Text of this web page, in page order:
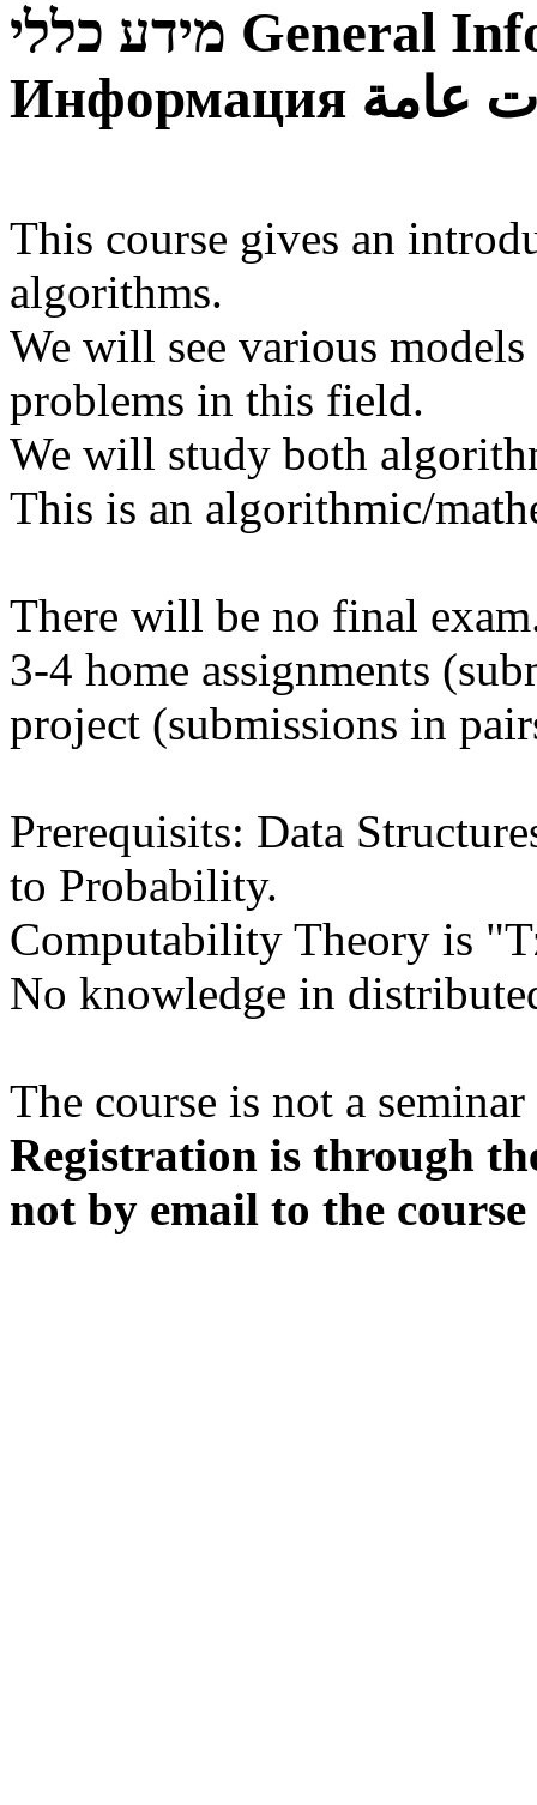
מידע כללי General
Информация عامة
This course gives an
algorithms.
We will see various
problems in this field.
We will study both
This is an algorithmic/
There will be no final
3-4 home assignments
project (submissions in
Prerequisits: Data
to Probability.
Computability Theory is
No knowledge in
The course is not a
Registration is through
not by email to the